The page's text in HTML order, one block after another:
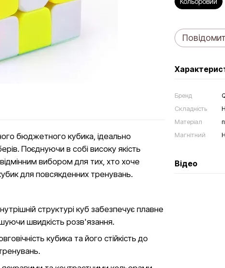
бюджетного кубика, ідеально
Поєднуючи в собі високу якість
відмінним вибором для тих, хто хоче
для повсякденних тренувань.
структурі куб забезпечує плавне
швидкість розв'язання.
кубика та його стійкість до
Бренд
Складність
Матеріал
Магнітний
Відео